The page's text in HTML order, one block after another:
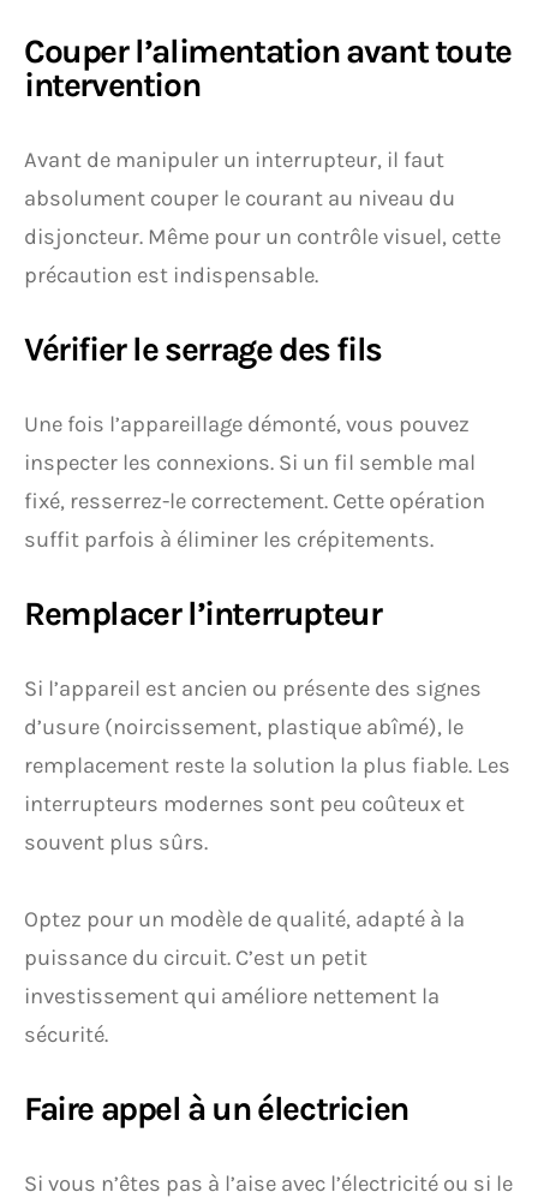
Couper l’alimentation avant toute
intervention
Avant de manipuler un interrupteur, il faut
absolument couper le courant au niveau du
disjoncteur. Même pour un contrôle visuel, cette
précaution est indispensable.
Vérifier le serrage des fils
Une fois l’appareillage démonté, vous pouvez
inspecter les connexions. Si un fil semble mal
fixé, resserrez-le correctement. Cette opération
suffit parfois à éliminer les crépitements.
Remplacer l’interrupteur
Si l’appareil est ancien ou présente des signes
d’usure (noircissement, plastique abîmé), le
remplacement reste la solution la plus fiable. Les
interrupteurs modernes sont peu coûteux et
souvent plus sûrs.
Optez pour un modèle de qualité, adapté à la
puissance du circuit. C’est un petit
investissement qui améliore nettement la
sécurité.
Faire appel à un électricien
Si vous n’êtes pas à l’aise avec l’électricité ou si le